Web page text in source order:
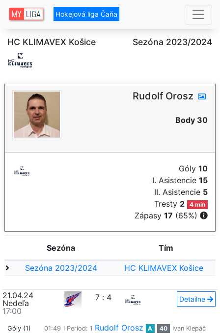
Hokejová liga Čaňa
HC KLIMAVEX Košice Sezóna 2023/2024
Rudolf Orosz
Body 30
Góly 10
I. Asistencie 15
II. Asistencie 5
Tresty 2 4 min
Zápasy 17 (65%)
Sezóna Tím
Sezóna 2023/2024 HC KLIMAVEX Košice
21.04.24
Nedeľa
17:00
7 : 4 Detailne
Góly (1) 01:49 I Period: 1 Rudolf Orosz A 40 Ivan Klepáč